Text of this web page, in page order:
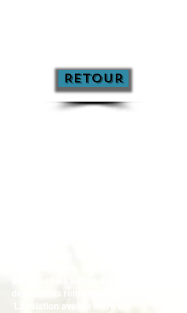
Retour
des enfants renfermés et instables.
La relation avec la mère est